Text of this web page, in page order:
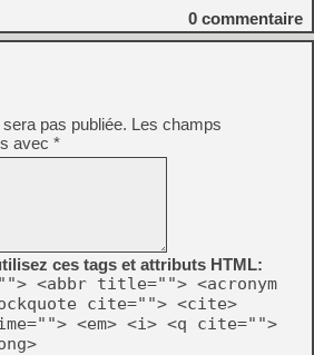
0 commentaire
pas publiée. Les champs
avec *
ces tags et attributs HTML:
<abbr title=""> <acronym
cite=""> <cite>
<em> <i> <q cite="">